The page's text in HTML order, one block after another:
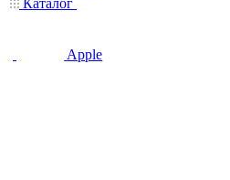
Каталог
Apple